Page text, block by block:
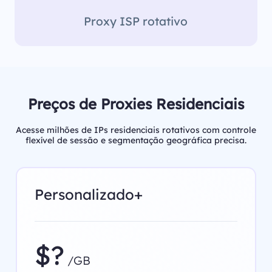
Proxy ISP rotativo
Preços de Proxies Residenciais
Acesse milhões de IPs residenciais rotativos com controle
flexível de sessão e segmentação geográfica precisa.
Personalizado+
$? /GB